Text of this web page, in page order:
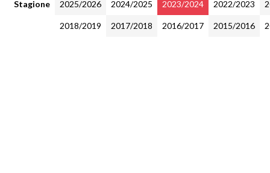
Stagione 2025/2026 2024/2025 2023/2024 2022/2023
2018/2019 2017/2018 2016/2017 2015/2016